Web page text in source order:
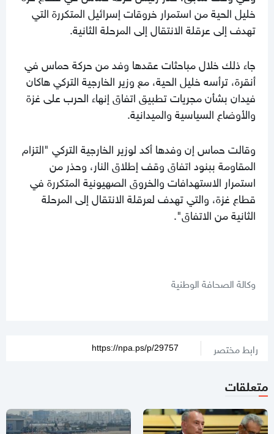
خليل الحية من استمرار خروقات إسرائيل المتكررة التي
تهدف إلى عرقلة الانتقال إلى المرحلة الثانية.
جاء ذلك خلال مباحثات عقدها وفد من حركة حماس في
أنقرة، ترأسه خليل الحية، مع وزير الخارجية التركي هاكان
فيدان بشأن مجريات تطبيق اتفاق إنهاء الحرب على غزة
والأوضاع السياسية والميدانية.
وقالت حماس إن وفدها أكد لوزير الخارجية التركي "التزام
المقاومة ببنود اتفاق وقف إطلاق النار، وحذر من
استمرار الاستهدافات والخروق الصهيونية المتكررة في
قطاع غزة، والتي تهدف لعرقلة الانتقال إلى المرحلة
الثانية من الاتفاق".
وكالة الصحافة الوطنية
رابط مختصر
متعلقات